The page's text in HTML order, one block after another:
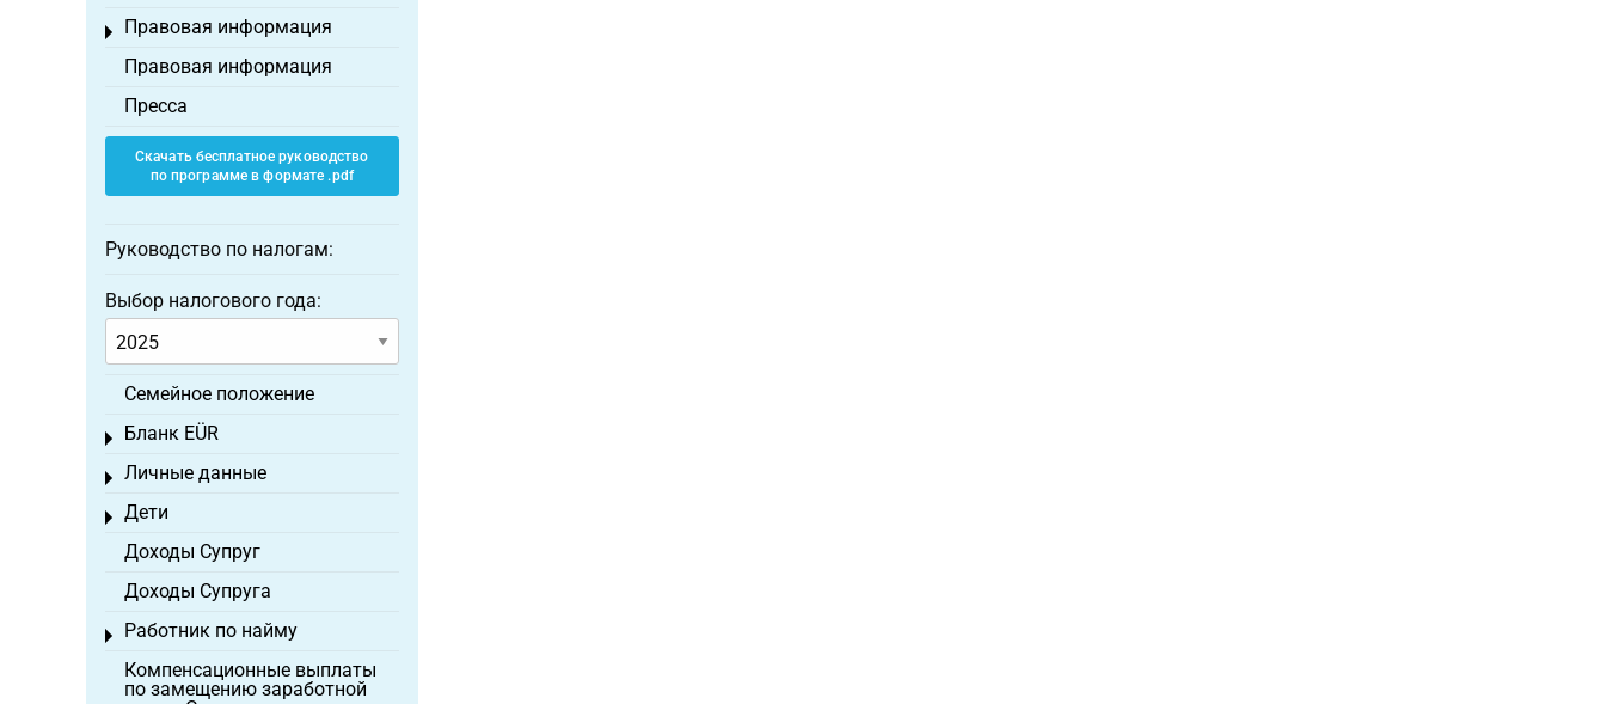
Правовая информация
Toggle menu
Правовая информация
Пресса
Скачать бесплатное руководство
по программе в формате .pdf
Руководство по налогам:
Выбор налогового года:
Семейное положение
Бланк EÜR
Toggle menu
Личные данные
Toggle menu
Дети
Toggle menu
Доходы Супруг
Доходы Супруга
Работник по найму
Toggle menu
Компенсационные выплаты
по замещению заработной